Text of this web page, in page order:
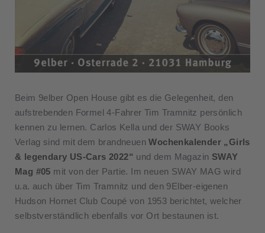
Beim 9elber Open House gibt es die Gelegenheit, den
aufstrebenden Formel 4-Fahrer Tim Tramnitz persönlich
kennen zu lernen. Carlos Kella und der SWAY Books
Verlag sind mit dem brandneuenWochenkalender „Girls
& legendary US-Cars 2022“ und dem Magazin SWAY
Mag #05 mit von der Partie. Im neuen SWAY MAG wird
u.a. auch über Tim Tramnitz und den 9Elber-eigenen
Hudson Hornet Club Coupé von 1953 berichtet, welcher
selbstverständlich ebenfalls vor Ort bestaunen ist.